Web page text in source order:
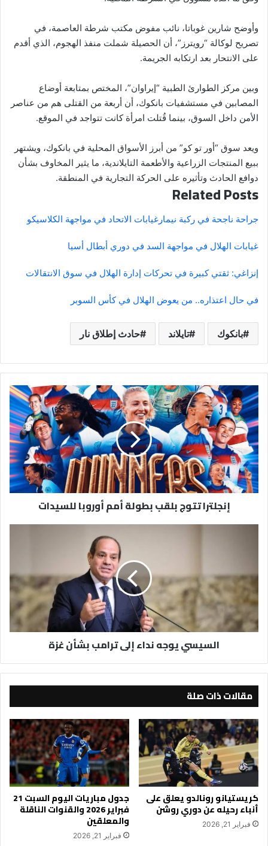
وأوضح شارين غوباتا، نائب مفوض مكتب شرطة العاصمة، في
تصريح لوكالة “رويترز”، أن الحصيلة شملت منفذ الهجوم، الذي أقدم
على الانتحار بعد ارتكابه الجريمة.
وبين مركز الطوارئ الطبية “إيراوان”، المختص بمتابعة أوضاع
المصابين في مستشفيات بانكوك، أن أربعة من القتلى هم من عناصر
الأمن داخل السوق، بينما قُتلت امرأة كانت تتواجد في الموقع.
ويعد سوق “أور تو كو” من أبرز الأسواق المحلية في بانكوك، ويشتهر
ببيع المنتجات الزراعية والأطعمة التايلاندية، ما يثير المخاوف بشأن
دوافع الحادث وتأثيره على الحركة التجارية في المنطقة.
Related Posts
جراحة ناجحة في ركبة نيمار غيابات الاتحاد في مواجهة الكلاسيكو
غيابات الهلال في مواجهة السد في دوري أبطال أسيا
إنزاغي: ثقتي كبيرة في تحركات إدارة الهلال في سوق الانتقالات
في حال اعتذاره.. من يعوض الهلال في كأس السوبر
بانكوك تايلاند حادث إطلاق نار
إنجلترا
تتوج
بلقب
بطولة
أمم
أوروبا
للسيدات
إنجلترا تتوج بلقب بطولة أمم أوروبا للسيدات
ترامب
بشأن
غزة
السيسي يوجه نداء إلى ترامب بشأن غزة
مقالات ذات صلة
كريستيانو رونالدو يعلق على
أنباء رحيله عن دوري روشن
فبراير 21, 2026
جدول مباريات اليوم السبت 21
فبراير 2026 والقنوات الناقلة
والمعلقين
فبراير 21, 2026